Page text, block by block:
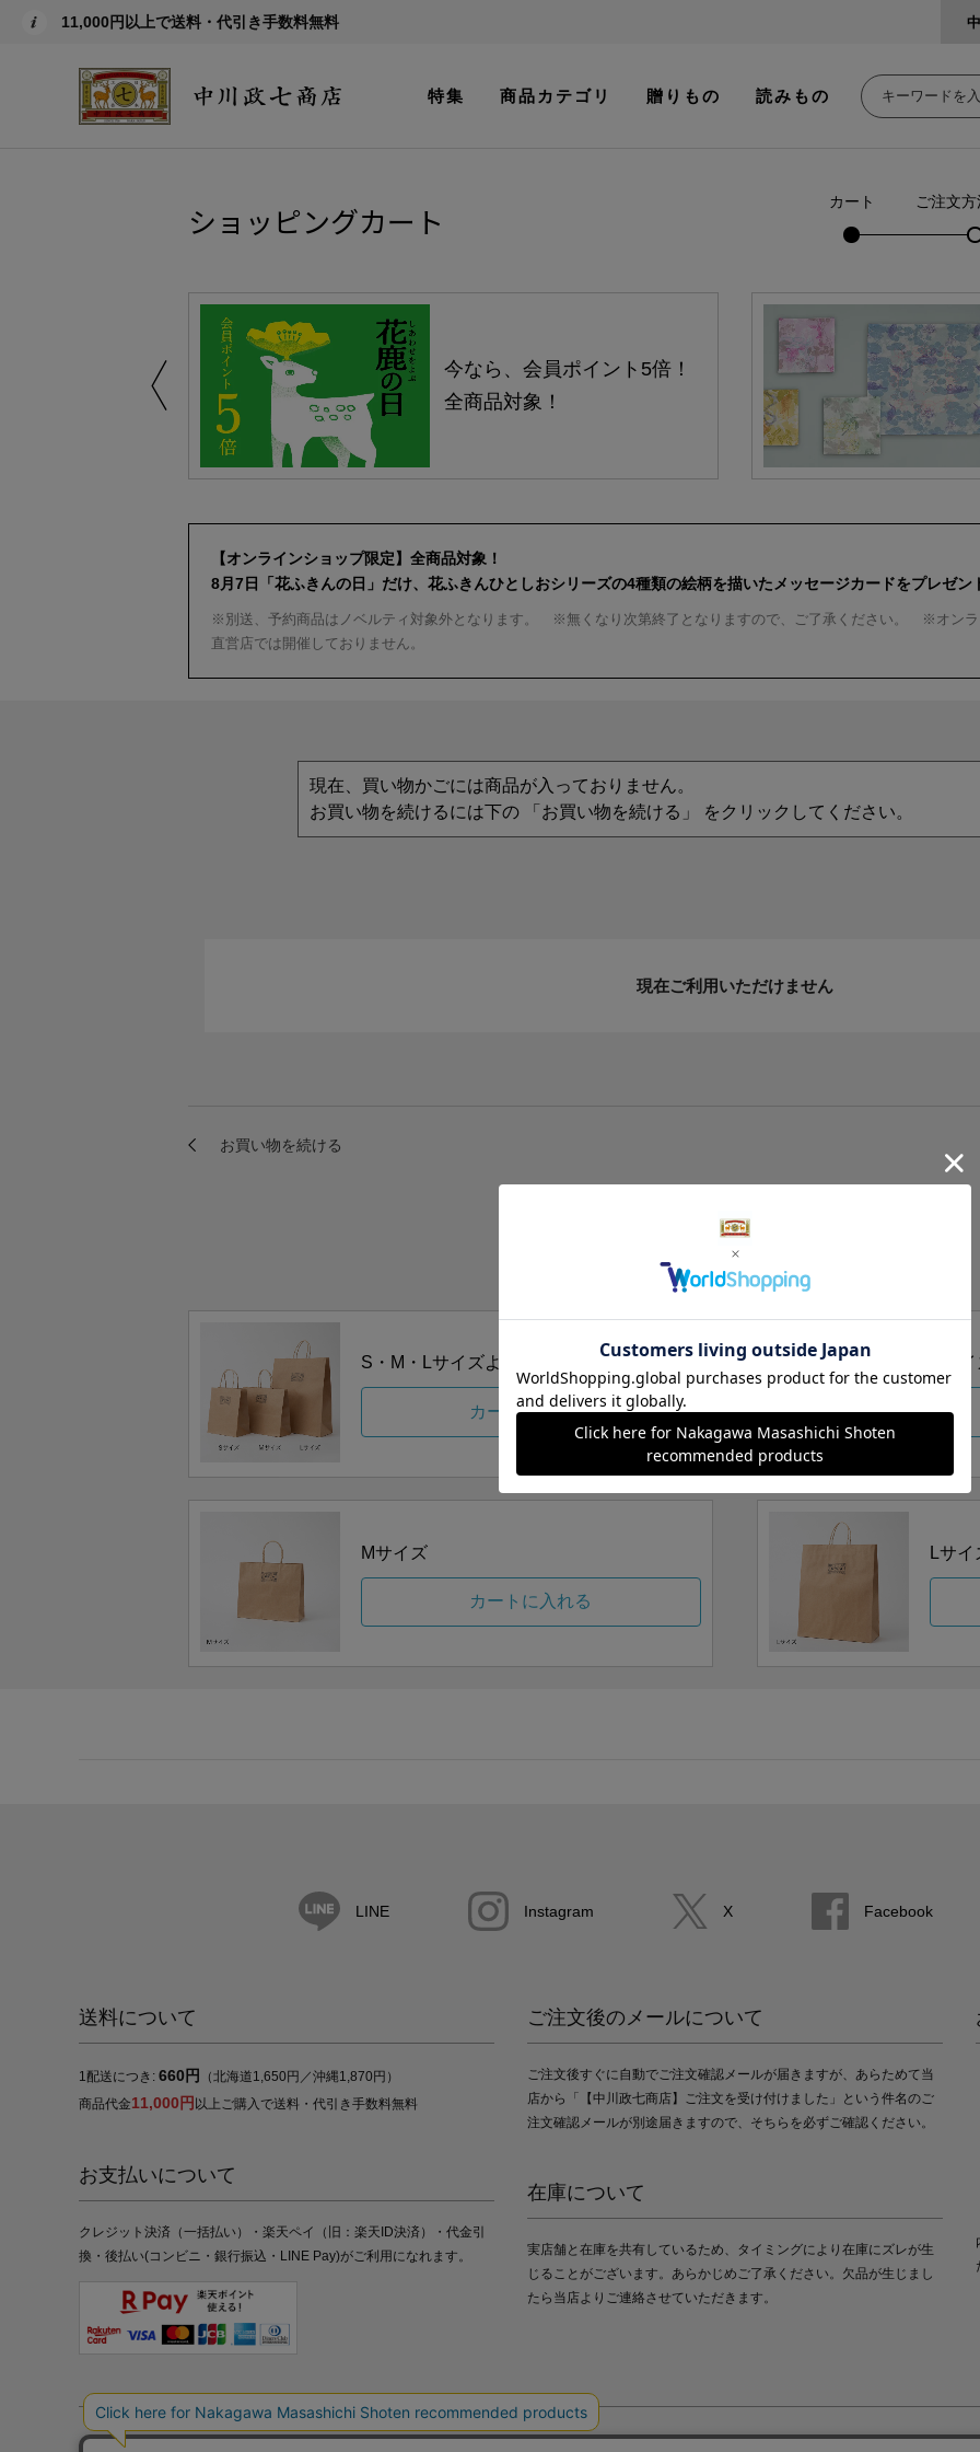
11,000円以上で送料・代引き手数料無料
特集 商品カテゴリ 贈りもの 読みもの
ショッピングカート カート ご注文
今なら、会員ポイント5倍！
全商品対象！
【オンラインショップ限定】全商品対象！
8月7日「花ふきんの日」だけ、花ふきんひとしおシリーズの4種類の絵柄を描いたメッセージカードをプレゼン
※別送、予約商品はノベルティ対象外となります。 ※無くなり次第終了となりますので、ご了承ください。 ※オンラ
直営店では開催しておりません。
現在、買い物かごには商品が入っておりません。
お買い物を続けるには下の 「お買い物を続ける」 をクリックしてください。
現在ご利用いただけません
手提げ袋（有料）はこちら
S・M・Lの3つサイズをご用意しております。
S・M・Lサイズより当店にお任せ
カートに入れる
Sサ
Mサイズ
カートに入れる
Lサイ
LINE Instagram X Facebook
送料について
1配送につき: 660円
（北海道1,650円／沖縄1,870円）
商品代金11,000円 以上ご購入で送料・代引き手数料無料
お支払いについて
クレジット決済（一括払い）・楽天ペイ（旧：楽天ID決済）・代金引
換・後払い(コンビニ・銀行振込・LINE Pay)がご利用になれます。
ご注文後のメールについて
ご注文後すぐに自動でご注文確認メールが届きますが、あらためて当
店から「【中川政七商店】ご注文を受け付けました」という件名のご
注文確認メールが別途届きますので、そちらを必ずご確認ください。
在庫について
実店舗と在庫を共有しているため、タイミングにより在庫にズレが生
じることがございます。あらかじめご了承ください。欠品が生じまし
たら当店よりご連絡させていただきます。